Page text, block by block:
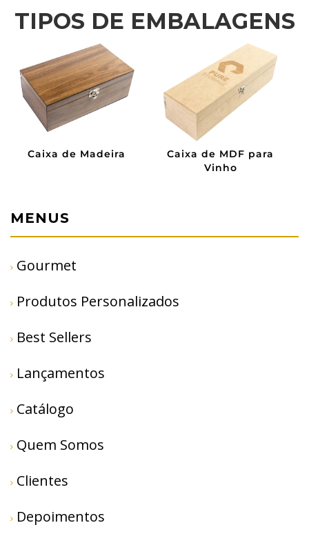
TIPOS DE EMBALAGENS
MDF para
Caixa de MDF Sacola de
MENUS
Gourmet
Produtos Personalizados
Best Sellers
Lançamentos
Catálogo
Quem Somos
Clientes
Depoimentos